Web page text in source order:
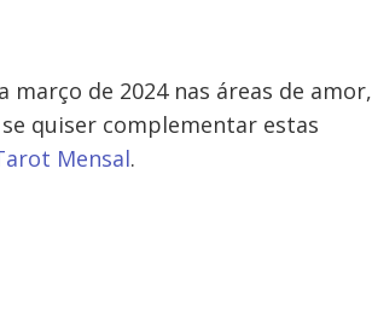
de 2024 nas áreas de amor,
quiser complementar estas
Mensal.